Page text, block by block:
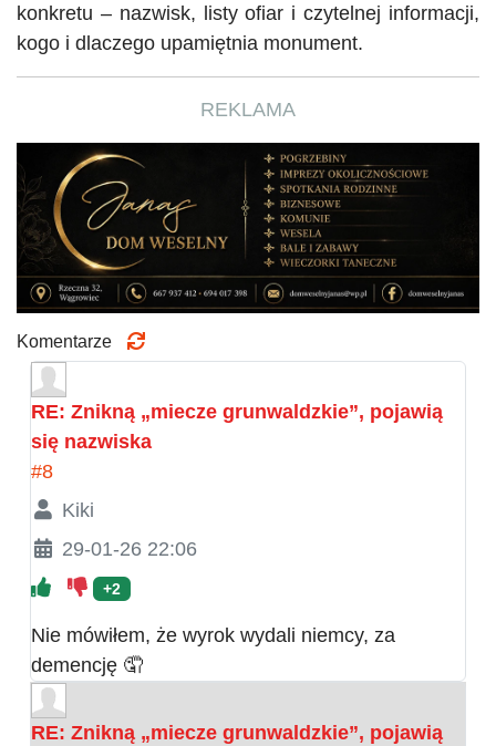
konkretu – nazwisk, listy ofiar i czytelnej informacji,
kogo i dlaczego upamiętnia monument.
REKLAMA
Komentarze
RE: Znikną „miecze grunwaldzkie”, pojawią
się nazwiska
#8
Kiki
29-01-26 22:06
+2
Nie mówiłem, że wyrok wydali niemcy, za
demencję 🤦
RE: Znikną „miecze grunwaldzkie”, pojawią